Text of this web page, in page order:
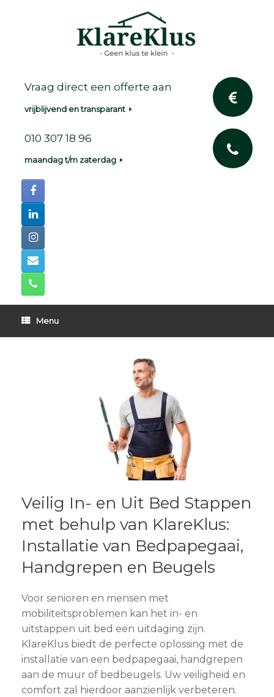
Vraag direct een offerte aan
vrijblijvend en transparant
010 307 18 96
maandag t/m zaterdag
Menu
Veilig In- en Uit Bed Stappen
met behulp van KlareKlus:
Installatie van Bedpapegaai,
Handgrepen en Beugels
Voor senioren en mensen met
mobiliteitsproblemen kan het in- en
uitstappen uit bed een uitdaging zijn.
KlareKlus biedt de perfecte oplossing met de
installatie van een bedpapegaai, handgrepen
aan de muur of bedbeugels. Uw veiligheid en
comfort zal hierdoor aanzienlijk verbeteren.